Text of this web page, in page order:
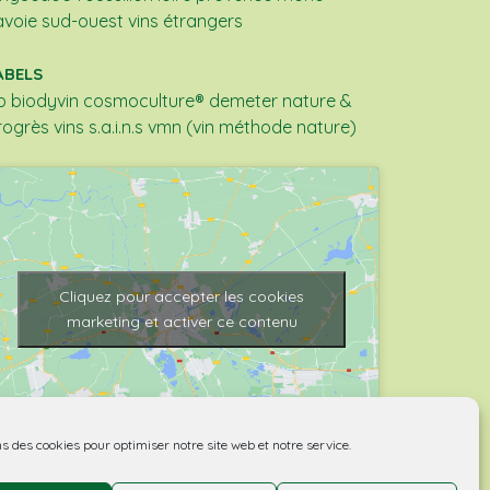
des cookies pour optimiser notre site web et notre service.
sud-ouest vins étrangers
biodyvin cosmoculture® demeter nature &
vins s.a.i.n.s vmn (vin méthode nature)
Cliquez pour accepter les cookies
marketing et activer ce contenu